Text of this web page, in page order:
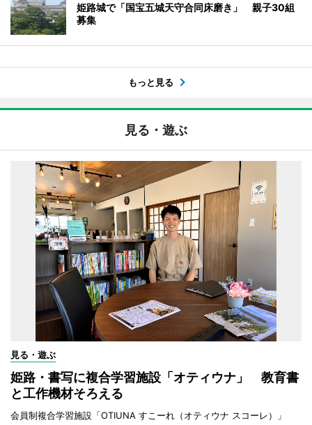
姫路城で「国宝五城天守合同床磨き」 親子30組
募集
もっと見る
見る・遊ぶ
見る・遊ぶ
姫路・書写に複合学習施設「オティウナ」 教育書
と工作機材そろえる
会員制複合学習施設「OTIUNA すこーれ（オティウナ スコーレ）」